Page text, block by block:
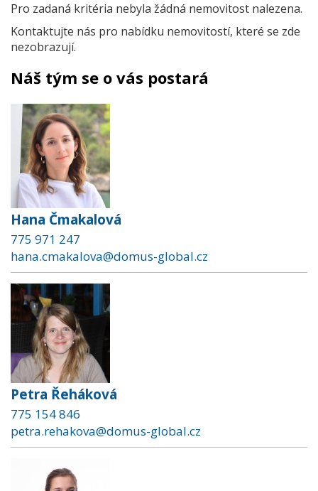
Pro zadaná kritéria nebyla žádná nemovitost nalezena.
Kontaktujte nás pro nabídku nemovitostí, které se zde
nezobrazují.
Náš tým se o vás postará
Hana Čmakalová
775 971 247
hana.cmakalova@domus-global.cz
Petra Řeháková
775 154 846
petra.rehakova@domus-global.cz